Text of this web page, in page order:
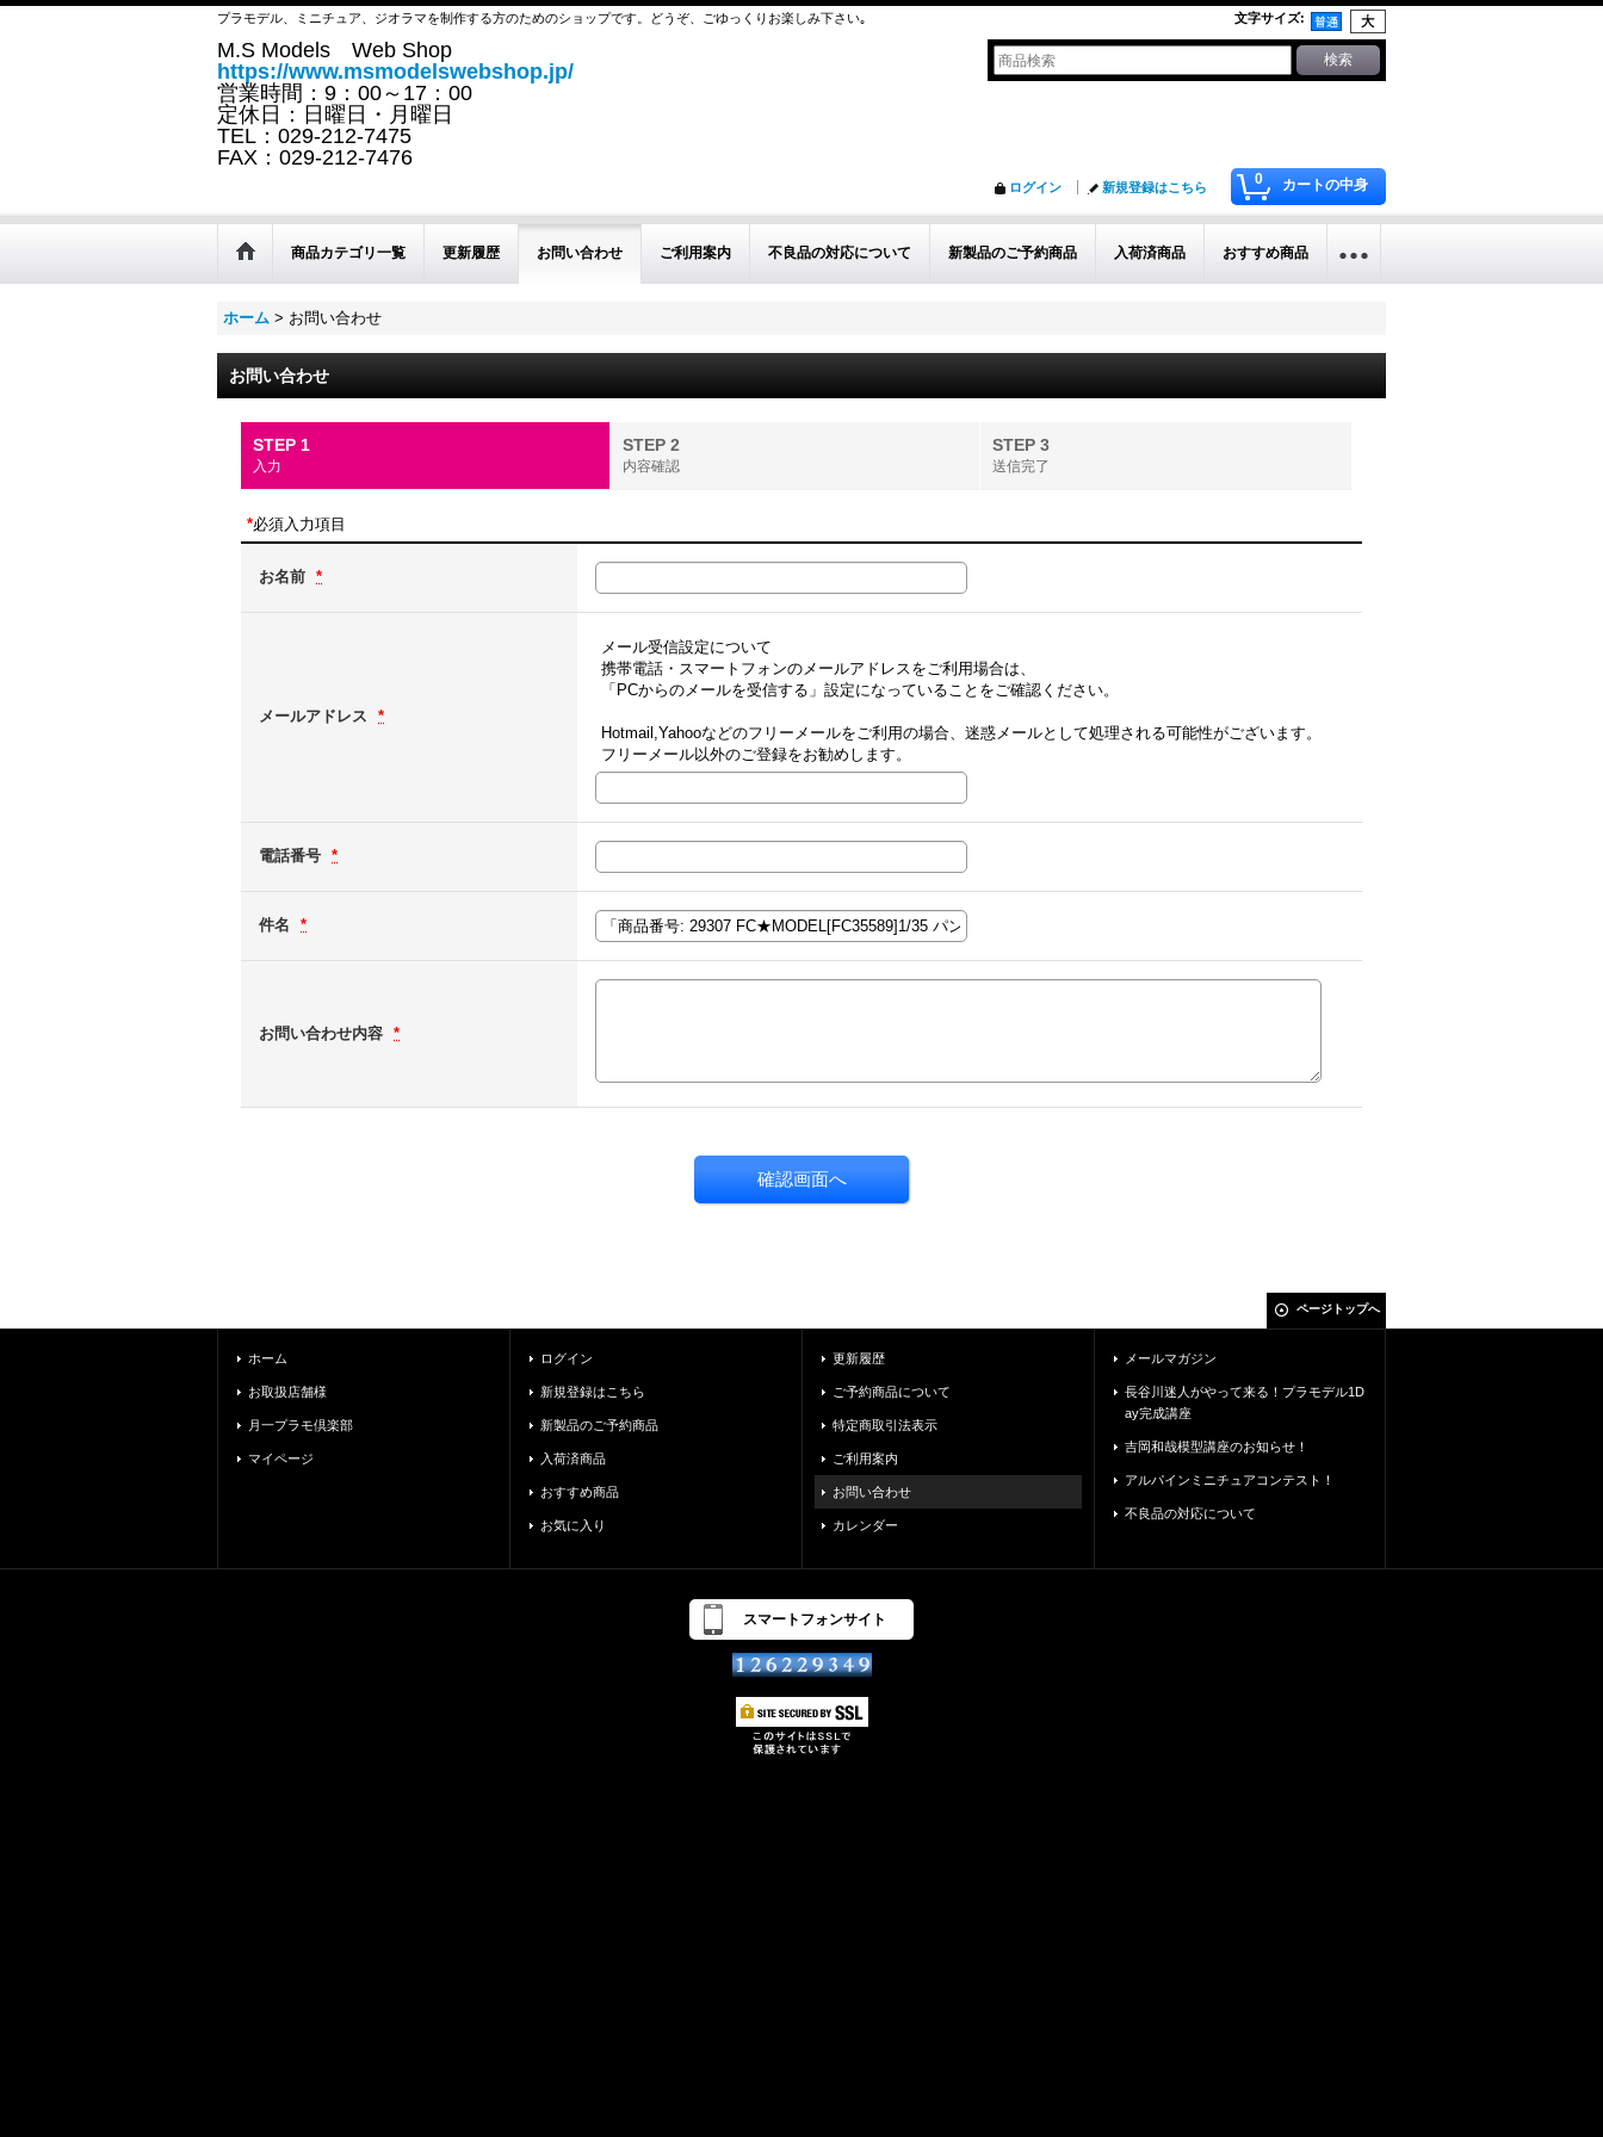
プラモデル、ミニチュア、ジオラマを制作する方のためのショップです。どうぞ、ごゆっくりお楽しみ下さい｡ 文字サイズ:
M.S Models Web Shop
https://www.msmodelswebshop.jp/
営業時間：9：00～17：00
定休日：日曜日・月曜日
TEL：029-212-7475
FAX：029-212-7476
0 カートの中身
ログイン 新規登録はこちら
商品カテゴリ一覧 更新履歴 お問い合わせ ご利用案内 不良品の対応について 新製品のご予約商品 入荷済商品 おすすめ商品
ホーム > お問い合わせ
お問い合わせ
STEP 1
入力
STEP 2
内容確認
STEP 3
送信完了
*必須入力項目
お名前 *
メールアドレス *
メール受信設定について
携帯電話・スマートフォンのメールアドレスをご利用場合は、
「PCからのメールを受信する」設定になっていることをご確認ください。
Hotmail,Yahooなどのフリーメールをご利用の場合、迷惑メールとして処理される可能性がございます。
フリーメール以外のご登録をお勧めします。
電話番号 *
件名 *
お問い合わせ内容 *
ページトップへ
ホーム
お取扱店舗様
月一プラモ倶楽部
マイページ
ログイン
新規登録はこちら
新製品のご予約商品
入荷済商品
おすすめ商品
お気に入り
更新履歴
ご予約商品について
特定商取引法表示
ご利用案内
お問い合わせ
カレンダー
メールマガジン
長谷川迷人がやって来る！プラモデル1D
ay完成講座
吉岡和哉模型講座のお知らせ！
アルパインミニチュアコンテスト！
不良品の対応について
スマートフォンサイト